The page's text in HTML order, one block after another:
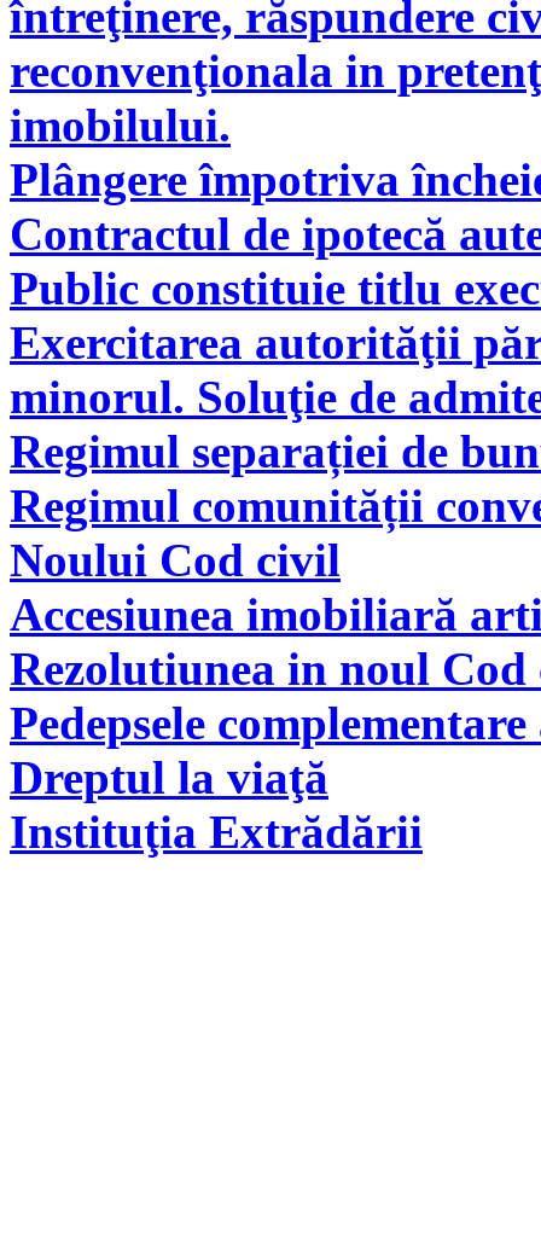
întreţinere, răspundere
reconvenţionala in
imobilului.
Plângere împotriva
Contractul de ipotecă
Public constituie titlu
Exercitarea autorităţii
minorul. Soluţie de
Regimul separației de
Regimul comunității
Noului Cod civil
Accesiunea imobiliară
Rezolutiunea in noul
Pedepsele
Dreptul la viaţă
Instituţia Extrădării